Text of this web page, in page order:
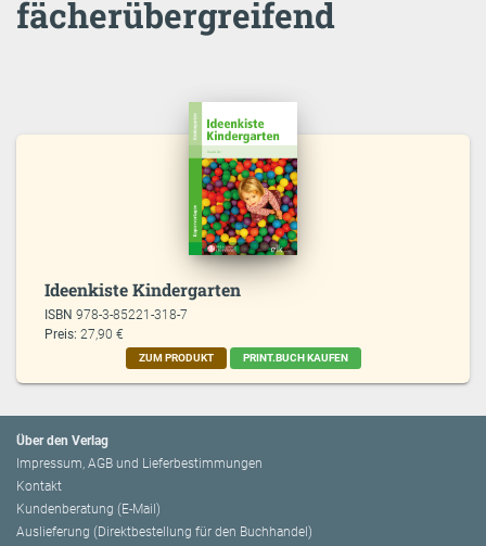
fächerübergreifend
Ideenkiste Kindergarten
ISBN978-3-85221-318-7
Preis: 27,90 €
ZUM PRODUKT PRINT.BUCH KAUFEN
Über den Verlag
Impressum, AGB und Lieferbestimmungen
Kontakt
Kundenberatung (E-Mail)
Auslieferung (Direktbestellung für den Buchhandel)